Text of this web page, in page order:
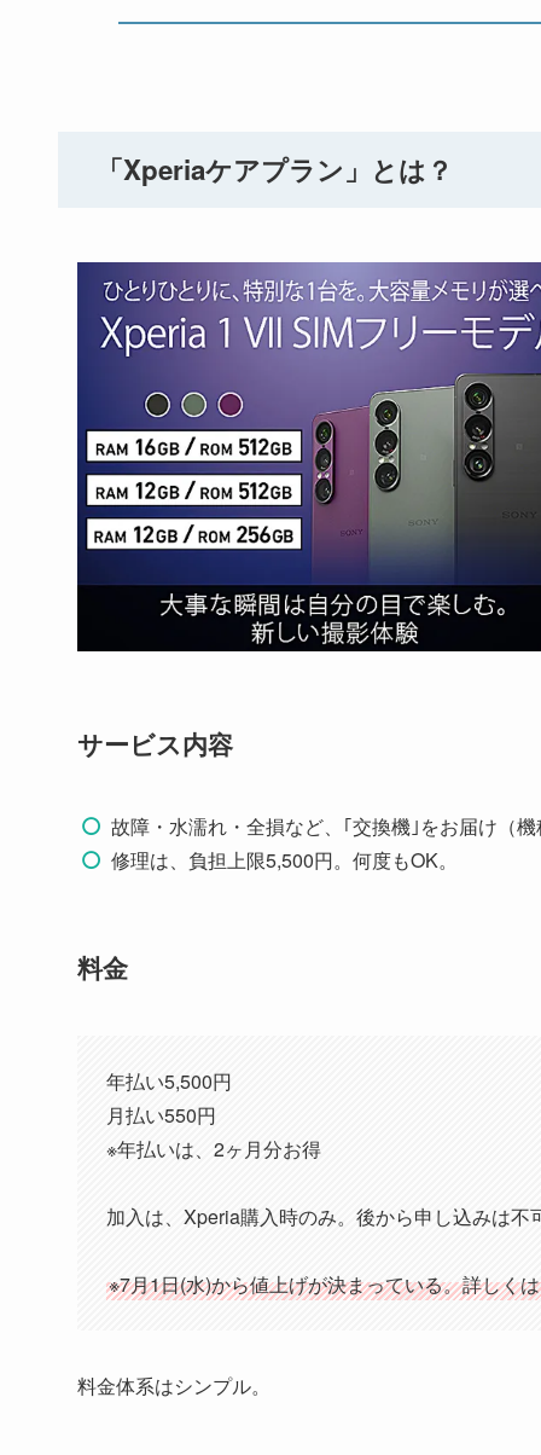
「Xperiaケアプラン」とは？
サービス内容
故障・水濡れ・全損など、｢交換機｣をお届け（
修理は、負担上限5,500円。何度もOK。
料金
年払い5,500円
月払い550円
※年払いは、2ヶ月分お得
加入は、Xperia購入時のみ。後から申し込みは不
※7月1日(水)から値上げが決まっている。詳しく
料金体系はシンプル。